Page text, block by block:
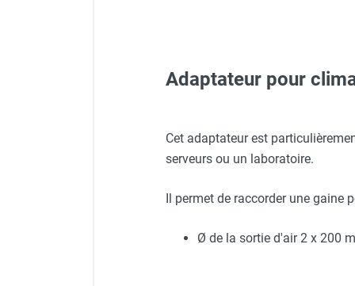
Déshumidificateur fixe
Déshumidificateur à adsorption /
Purificateur d'air
Climatiseur mobile
Adaptateur pour
Cet adaptateur est
serveurs ou un laboratoire.
Il permet de raccorder une gaine
Ø de la sortie d'air 2 x 200